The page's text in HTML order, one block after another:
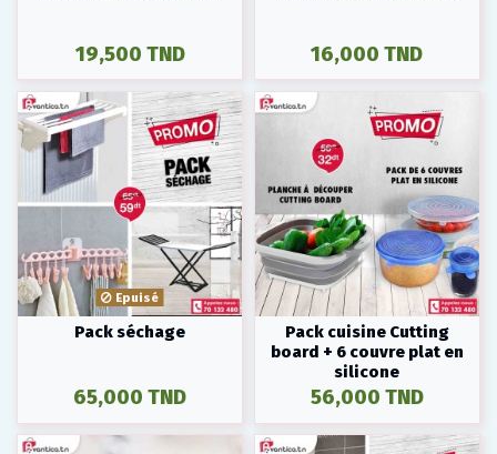
19,500 TND 16,000 TND
Epuisé
Pack séchage
65,000 TND
Pack cuisine Cutting
board + 6 couvre plat en
silicone
56,000 TND